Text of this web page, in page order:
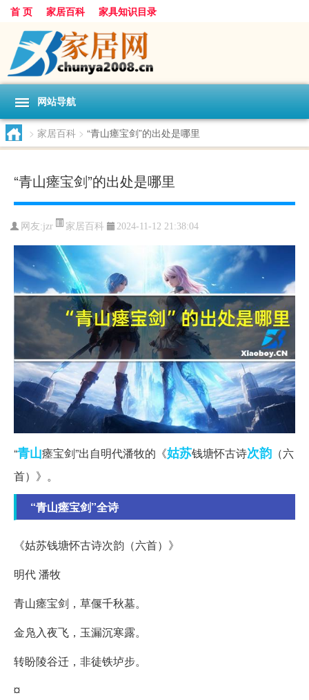
首 页 家居百科 家具知识目录
网站导航
> 家居百科 > “青山瘗宝剑”的出处是哪里
“青山瘗宝剑”的出处是哪里
网友:jzr 家居百科 2024-11-12 21:38:04
“青山瘗宝剑”出自明代潘牧的《姑苏钱塘怀古诗次韵 （六
首）》。
“青山瘗宝剑”全诗
《姑苏钱塘怀古诗次韵（六首）》
明代 潘牧
青山瘗宝剑，草偃千秋墓。
金凫入夜飞，玉漏沉寒露。
转盼陵谷迁，非徒铁垆步。
¤